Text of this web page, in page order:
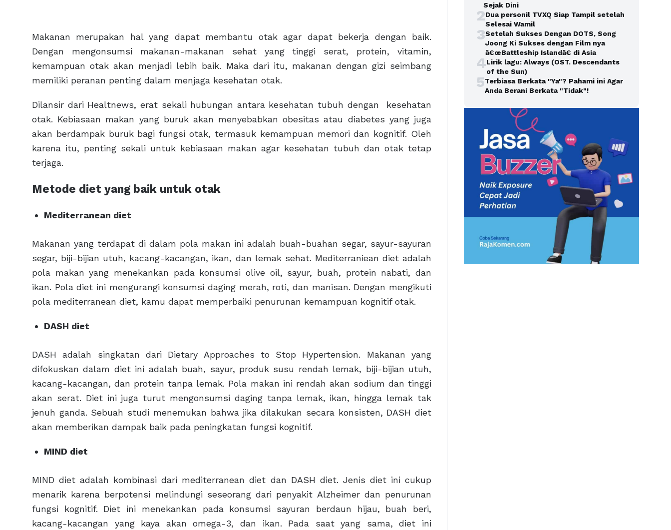
Makanan merupakan hal yang dapat membantu otak agar dapat bekerja dengan baik.
Dengan mengonsumsi makanan-makanan sehat yang tinggi serat, protein, vitamin,
kemampuan otak akan menjadi lebih baik. Maka dari itu, makanan dengan gizi seimbang
memiliki peranan penting dalam menjaga kesehatan otak.
Dilansir dari Healtnews, erat sekali hubungan antara kesehatan tubuh dengan kesehatan
otak. Kebiasaan makan yang buruk akan menyebabkan obesitas atau diabetes yang juga
akan berdampak buruk bagi fungsi otak, termasuk kemampuan memori dan kognitif. Oleh
karena itu, penting sekali untuk kebiasaan makan agar kesehatan tubuh dan otak tetap
terjaga.
Metode diet yang baik untuk otak
Mediterranean diet
Makanan yang terdapat di dalam pola makan ini adalah buah-buahan segar, sayur-sayuran
segar, biji-bijian utuh, kacang-kacangan, ikan, dan lemak sehat. Mediterraniean diet adalah
pola makan yang menekankan pada konsumsi olive oil, sayur, buah, protein nabati, dan
ikan. Pola diet ini mengurangi konsumsi daging merah, roti, dan manisan. Dengan mengikuti
pola mediterranean diet, kamu dapat memperbaiki penurunan kemampuan kognitif otak.
DASH diet
DASH adalah singkatan dari Dietary Approaches to Stop Hypertension. Makanan yang
difokuskan dalam diet ini adalah buah, sayur, produk susu rendah lemak, biji-bijian utuh,
kacang-kacangan, dan protein tanpa lemak. Pola makan ini rendah akan sodium dan tinggi
akan serat. Diet ini juga turut mengonsumsi daging tanpa lemak, ikan, hingga lemak tak
jenuh ganda. Sebuah studi menemukan bahwa jika dilakukan secara konsisten, DASH diet
akan memberikan dampak baik pada peningkatan fungsi kognitif.
MIND diet
MIND diet adalah kombinasi dari mediterranean diet dan DASH diet. Jenis diet ini cukup
menarik karena berpotensi melindungi seseorang dari penyakit Alzheimer dan penurunan
fungsi kognitif. Diet ini menekankan pada konsumsi sayuran berdaun hijau, buah beri,
kacang-kacangan yang kaya akan omega-3, dan ikan. Pada saat yang sama, diet ini
Sejak Dini
2Dua personil TVXQ Siap Tampil setelah
Selesai Wamil
3Setelah Sukses Dengan DOTS, Song
Joong Ki Sukses dengan Film nya
â€œBattleship Islandâ€ di Asia
4Lirik lagu: Always (OST. Descendants
of the Sun)
5Terbiasa Berkata "Ya"? Pahami ini Agar
Anda Berani Berkata "Tidak"!